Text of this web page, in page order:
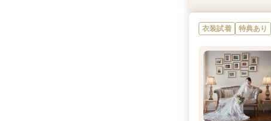
8/14(金)
8/14(金)
衣装試着 特典あり